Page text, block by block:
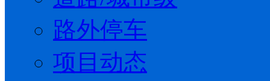
路外停车
项目动态